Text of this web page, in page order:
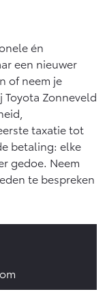
32.995,-
Sports
35.495,-
én
een nieuwer
of neem je
Toyota Zonneveld
taxatie tot
betaling: elke
gedoe. Neem
te bespreken